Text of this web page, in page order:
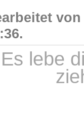
Es lebe